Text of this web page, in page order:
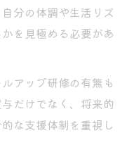
分の体調や生活リズ
を見極める必要があ
アップ研修の有無も
だけでなく、将来的
な支援体制を重視し